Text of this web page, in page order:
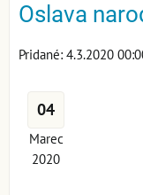
Oslava
Pridané: 4.3.2020
04
Marec
2020